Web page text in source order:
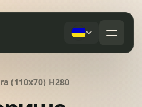
(110x70) H280